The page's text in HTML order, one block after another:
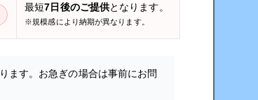
最短7日後のご提供となります。
※規模感により納期が異なります。
ます。お急ぎの場合は事前にお問